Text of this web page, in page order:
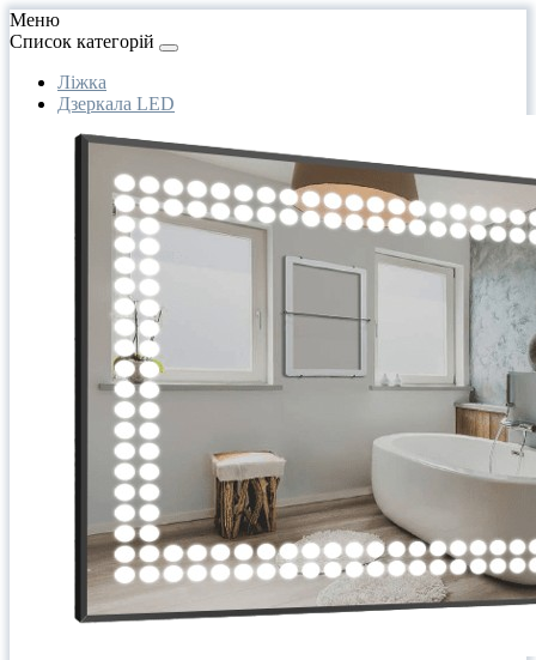
Меню
Список категорій
Ліжка
Дзеркала LED